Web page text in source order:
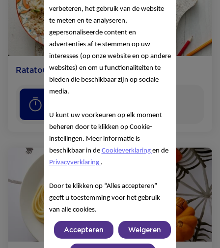
Ratatouille met rijst, tomaat en ei
verbeteren, het gebruik van de website
te meten en te analyseren,
gepersonaliseerde content en
advertenties af te stemmen op uw
interesses (op onze website en op andere
websites) en om u functionaliteiten te
bieden die beschikbaar zijn op sociale
media.
U kunt uw voorkeuren op elk moment
beheren door te klikken op Cookie-
instellingen. Meer informatie is
beschikbaar in de Cookieverklaring en de
Privacyverklaring .
Door te klikken op “Alles accepteren”
geeft u toestemming voor het gebruik
van alle cookies.
Accepteren Weigeren